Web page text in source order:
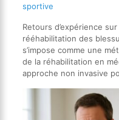
sportive
Retours d’expérience
rééhabilitation des
s’impose comme une
de la réhabilitation en
approche non invasive